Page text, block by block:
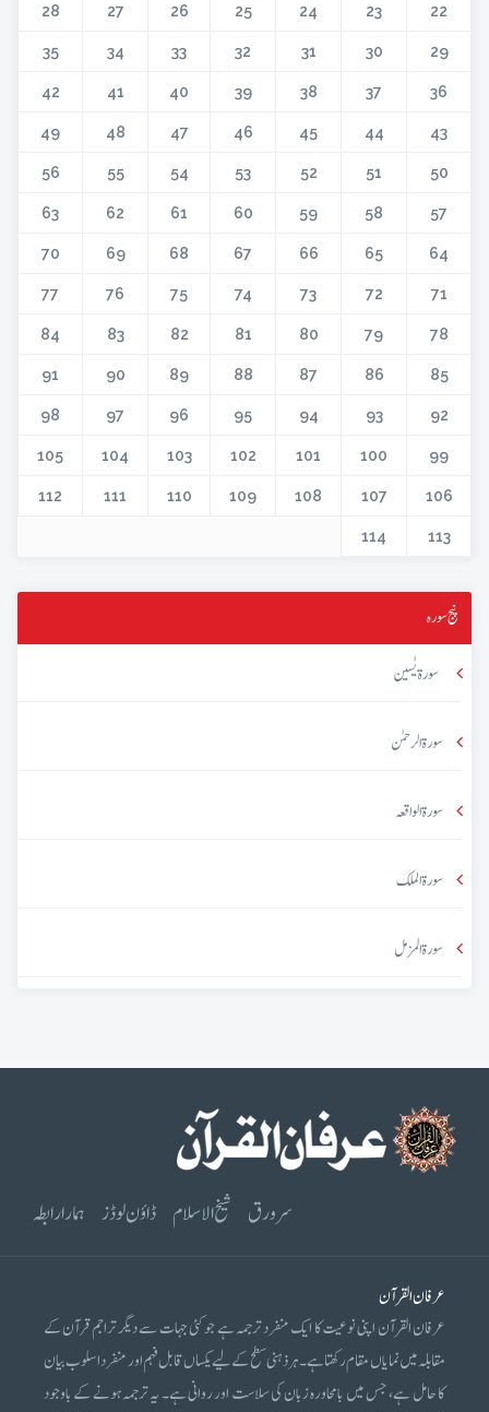
22
23
24
25
26
27
28
29
30
31
32
33
34
35
36
37
38
39
40
41
42
43
44
45
46
47
48
49
50
51
52
53
54
55
56
57
58
59
60
61
62
63
64
65
66
67
68
69
70
71
72
73
74
75
76
77
78
79
80
81
82
83
84
85
86
87
88
89
90
91
92
93
94
95
96
97
98
99
100
101
102
103
104
105
106
107
108
109
110
111
112
113
114
پنج سورہ
سورۃ یٰسین
سورۃ الرحمٰن
سورۃ الواقعہ
سورۃ الملک
سورۃ المزمل
سرورق شیخ الاسلام ڈاؤن لوڈز ہمارا رابطہ
عرفان القرآن
عرفان القرآن اپنی نوعیت کا ایک منفرد ترجمہ ہے جو کئی جہات سے دیگر تراجم قرآن کے
مقابلہ میں نمایاں مقام رکھتا ہے۔ ہر ذہنی سطح کے لیے یکساں قابل فہم اور منفرد اسلوب بیان
کا حامل ہے، جس میں بامحاورہ زبان کی سلاست اور روانی ہے۔ یہ ترجمہ ہونے کے باوجود